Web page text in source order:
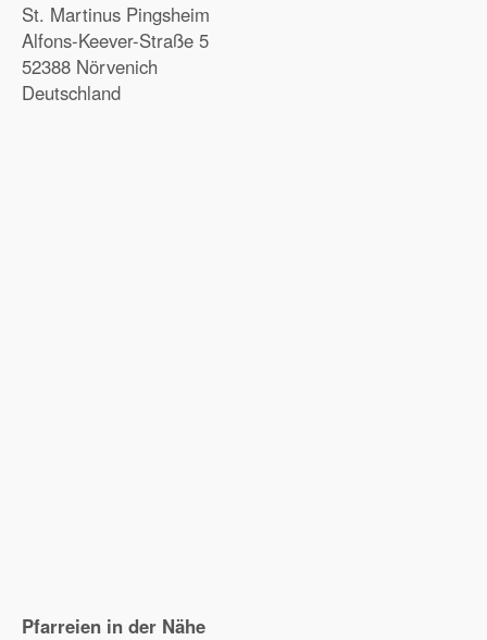
St. Martinus Pingsheim
Alfons-Keever-Straße 5
52388 Nörvenich
Deutschland
Pfarreien in der Nähe